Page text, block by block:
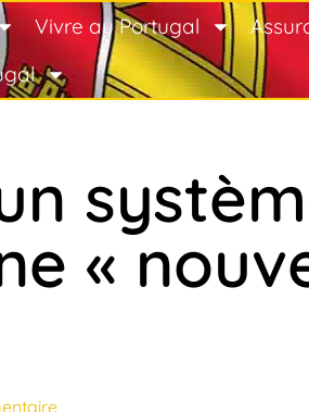
Vivre au Portugal
«